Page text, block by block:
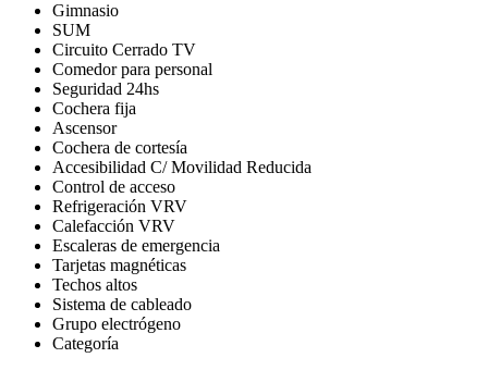
Gimnasio
SUM
Circuito Cerrado TV
Comedor para personal
Seguridad 24hs
Cochera fija
Ascensor
Cochera de cortesía
Accesibilidad C/ Movilidad Reducida
Control de acceso
Refrigeración VRV
Calefacción VRV
Escaleras de emergencia
Tarjetas magnéticas
Techos altos
Sistema de cableado
Grupo electrógeno
Categoría